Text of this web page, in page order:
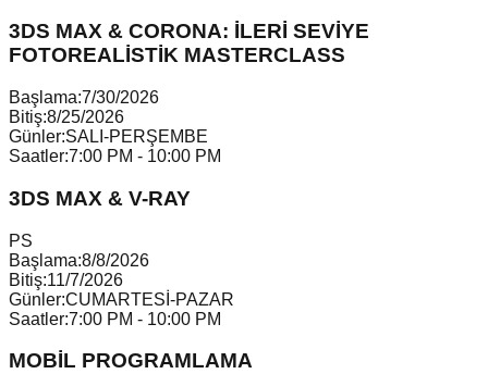
3DS MAX & CORONA: İLERİ SEVİYE
FOTOREALİSTİK MASTERCLASS
Başlama:7/30/2026
Bitiş:8/25/2026
Günler:SALI-PERŞEMBE
Saatler:7:00 PM - 10:00 PM
3DS MAX & V-RAY
PS
Başlama:8/8/2026
Bitiş:11/7/2026
Günler:CUMARTESİ-PAZAR
Saatler:7:00 PM - 10:00 PM
MOBİL PROGRAMLAMA